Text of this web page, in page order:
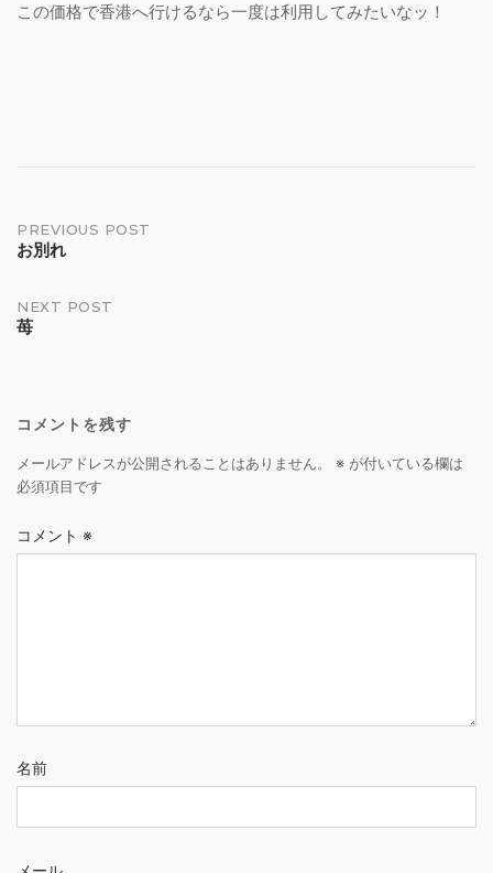
この価格で香港へ行けるなら一度は利用してみたいなッ！
Post
PREVIOUS POST
お別れ
NEXT POST
苺
コメントを残す
メールアドレスが公開されることはありません。 ※ が付いている欄は
必須項目です
コメント ※
名前